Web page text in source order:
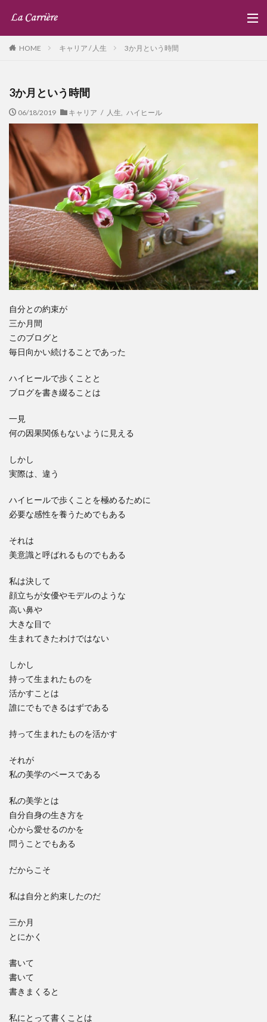
HOME キャリア / 人生 3か月という時間
3か月という時間
06/18/2019 キャリア / 人生 ハイヒール
自分との約束が
三か月間
このブログと
毎日向かい続けることであった
ハイヒールで歩くことと
ブログを書き綴ることは
一見
何の因果関係もないように見える
しかし
実際は、違う
ハイヒールで歩くことを極めるために
必要な感性を養うためでもある
それは
美意識と呼ばれるものでもある
私は決して
顔立ちが女優やモデルのような
高い鼻や
大きな目で
生まれてきたわけではない
しかし
持って生まれたものを
活かすことは
誰にでもできるはずである
持って生まれたものを活かす
それが
私の美学のベースである
私の美学とは
自分自身の生き方を
心から愛せるのかを
問うことでもある
だからこそ
私は自分と約束したのだ
三か月
とにかく
書いて
書いて
書きまくると
私にとって書くことは